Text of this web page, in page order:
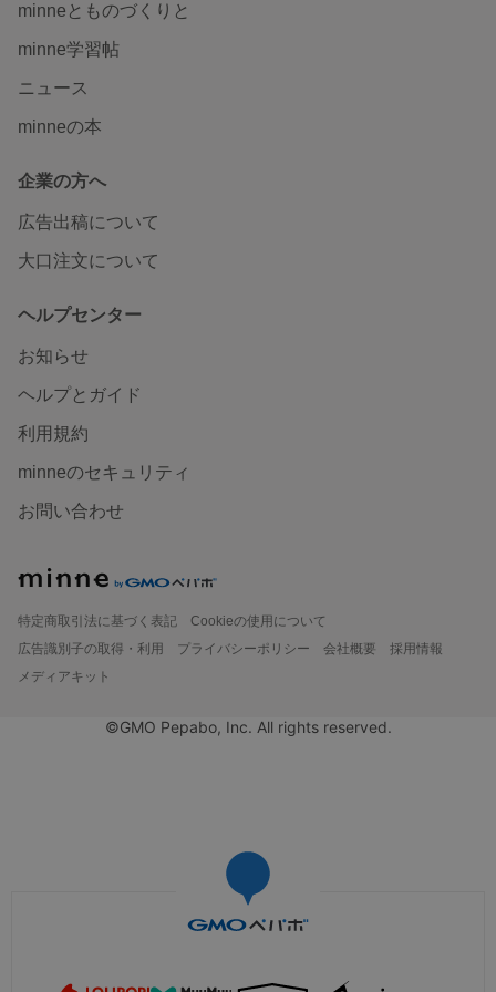
minneとものづくりと
minne学習帖
ニュース
minneの本
企業の方へ
広告出稿について
大口注文について
ヘルプセンター
お知らせ
ヘルプとガイド
利用規約
minneのセキュリティ
お問い合わせ
特定商取引法に基づく表記
Cookieの使用について
広告識別子の取得・利用
プライバシーポリシー 会社概要
採用情報
メディアキット
©GMO Pepabo, Inc. All rights reserved.